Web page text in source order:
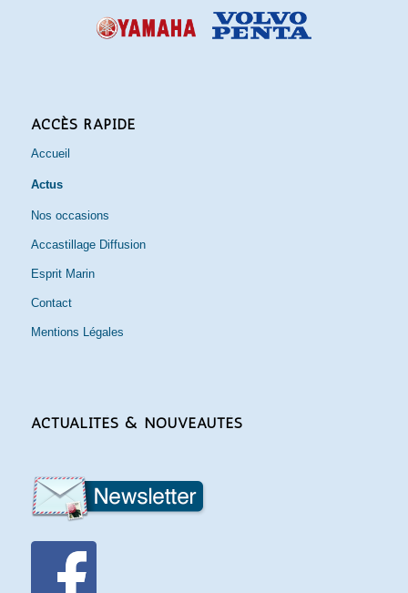
ACCÈS RAPIDE
Accueil
Actus
Nos occasions
Accastillage Diffusion
Esprit Marin
Contact
Mentions Légales
ACTUALITÉS & NOUVEAUTÉS